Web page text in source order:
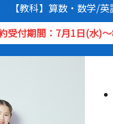
【教科】算数・数学/
受付期間：7月1日(水)